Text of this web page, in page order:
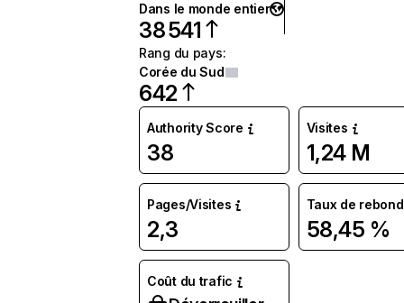
Dans le monde entier
38 541
Rang du pays:
Corée du Sud
642
Authority Score
38
Visites
1,24 M
Pages/Visites
2,3
Taux de rebond
58,45 %
Coût du trafic